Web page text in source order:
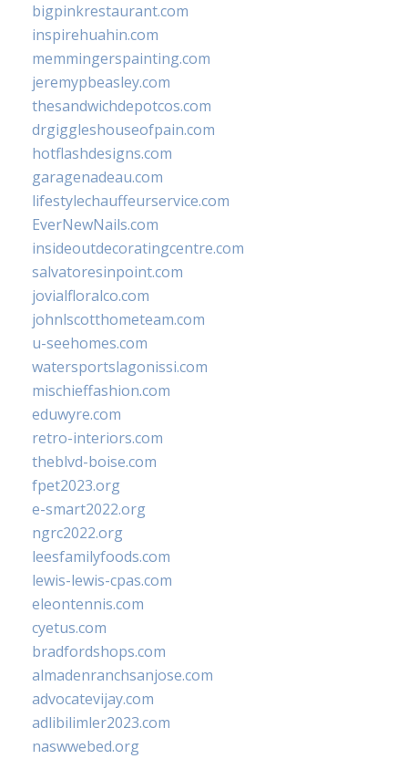
bigpinkrestaurant.com
inspirehuahin.com
memmingerspainting.com
jeremypbeasley.com
thesandwichdepotcos.com
drgiggleshouseofpain.com
hotflashdesigns.com
garagenadeau.com
lifestylechauffeurservice.com
EverNewNails.com
insideoutdecoratingcentre.com
salvatoresinpoint.com
jovialfloralco.com
johnlscotthometeam.com
u-seehomes.com
watersportslagonissi.com
mischieffashion.com
eduwyre.com
retro-interiors.com
theblvd-boise.com
fpet2023.org
e-smart2022.org
ngrc2022.org
leesfamilyfoods.com
lewis-lewis-cpas.com
eleontennis.com
cyetus.com
bradfordshops.com
almadenranchsanjose.com
advocatevijay.com
adlibilimler2023.com
naswwebed.org